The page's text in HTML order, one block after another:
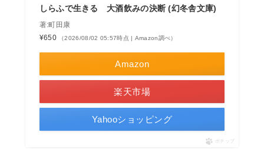
しらふで生きる 大酒飲みの決断 (幻冬舎文庫)
著:町田康
¥650
（2026/08/02 05:57時点 | Amazon調べ）
Amazon
楽天市場
Yahooショッピング
ポチップ